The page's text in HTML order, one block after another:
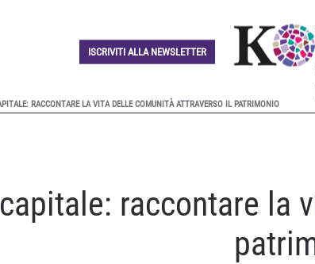
ISCRIVITI ALLA NEWSLETTER
RACCONTARE LA VITA DELLE COMUNITÀ ATTRAVERSO IL PATRIMONIO
raccontare la